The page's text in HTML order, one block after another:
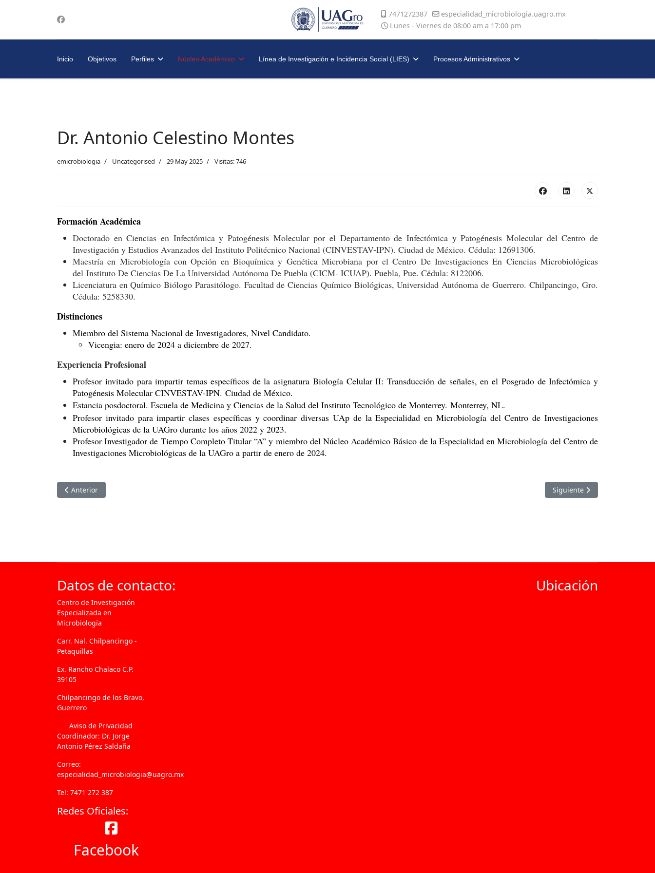
7471272387
especialidad_microbiologia.uagro.mx
Lunes - Viernes de 08:00 am a 17:00 pm
Inicio Objetivos Perfiles Núcleo Académico Línea de Investigación e Incidencia Social (LIES) Procesos Administrativos
Dr. Antonio Celestino Montes
emicrobiologia Uncategorised 29 May 2025 Visitas: 746
Formación Académica
Doctorado en Ciencias en Infectómica y Patogénesis Molecular por el Departamento de Infectómica y Patogénesis Molecular del Centro de
Investigación y Estudios Avanzados del Instituto Politécnico Nacional (CINVESTAV-IPN). Ciudad de México. Cédula: 12691306.
Maestría en Microbiología con Opción en Bioquímica y Genética Microbiana por el Centro De Investigaciones En Ciencias Microbiológicas
del Instituto De Ciencias De La Universidad Autónoma De Puebla (CICM- ICUAP). Puebla, Pue. Cédula: 8122006.
Licenciatura en Químico Biólogo Parasitólogo. Facultad de Ciencias Químico Biológicas, Universidad Autónoma de Guerrero.Chilpancingo, Gro.
Cédula: 5258330.
Distinciones
Miembro del Sistema Nacional de Investigadores, Nivel Candidato.
Vicengia: enero de 2024 a diciembre de 2027.
Experiencia Profesional
Profesor invitado para impartir temas específicos de la asignatura Biología Celular II: Transducción de señales, en el Posgrado de Infectómica y
Patogénesis Molecular CINVESTAV-IPN. Ciudad de México.
Estancia posdoctoral. Escuela de Medicina y Ciencias de la Salud del Instituto Tecnológico de Monterrey. Monterrey, NL.
Profesor invitado para impartir clases específicas y coordinar diversas UAp de la Especialidad en Microbiología del Centro de Investigaciones
Microbiológicas de la UAGro durante los años 2022 y 2023.
Profesor Investigador de Tiempo Completo Titular “A” y miembro del Núcleo Académico Básico de la Especialidad en Microbiología del Centro de
Investigaciones Microbiológicas de la UAGro a partir de enero de 2024.
Artículo anterior: Dr. Sebastián Lorenzo Benito
Anterior Artículo siguiente: Dra. Roxana
Siguiente
Datos de contacto:
Centro de Investigación
Especializada en
Microbiología
Carr. Nal. Chilpancingo -
Petaquillas
Ex. Rancho Chalaco C.P.
39105
Chilpancingo de los Bravo,
Guerrero
Aviso de Privacidad
Coordinador: Dr. Jorge
Antonio Pérez Saldaña
Correo:
especialidad_microbiologia@uagro.mx
Tel: 7471 272 387
Redes Oficiales:
Facebook
Ubicación